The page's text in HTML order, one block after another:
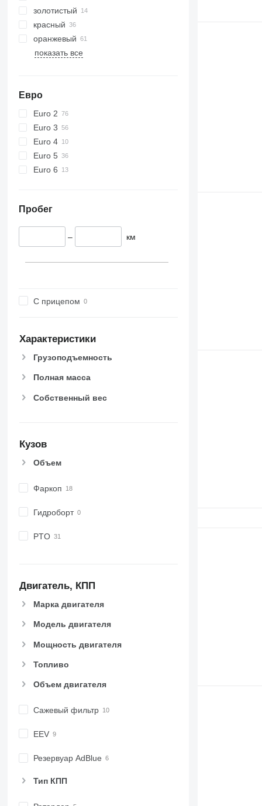
золотистый
красный
оранжевый
показать все
Евро
Euro 2
Euro 3
Euro 4
Euro 5
Euro 6
Пробег
– км
С прицепом
Характеристики
Грузоподъемность
Полная масса
Собственный вес
Кузов
Объем
Фаркоп
Гидроборт
PTO
Двигатель, КПП
Марка двигателя
Модель двигателя
Мощность двигателя
Топливо
Объем двигателя
Сажевый фильтр
EEV
Резервуар AdBlue
Тип КПП